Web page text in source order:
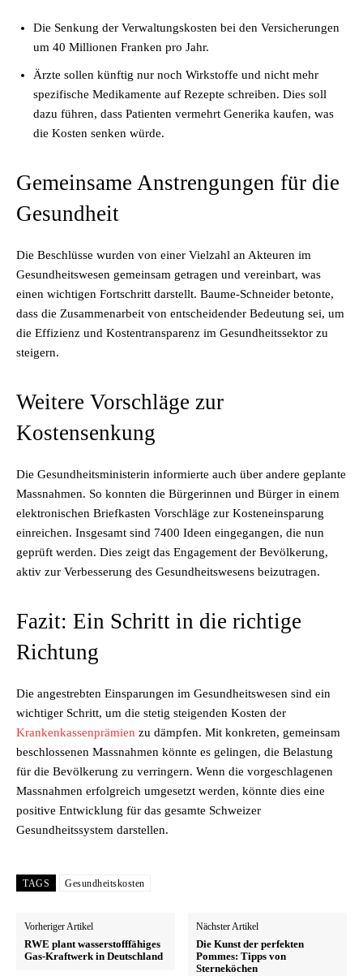
Die Senkung der Verwaltungskosten bei den Versicherungen
um 40 Millionen Franken pro Jahr.
Ärzte sollen künftig nur noch Wirkstoffe und nicht mehr
spezifische Medikamente auf Rezepte schreiben. Dies soll
dazu führen, dass Patienten vermehrt Generika kaufen, was
die Kosten senken würde.
Gemeinsame Anstrengungen für die
Gesundheit
Die Beschlüsse wurden von einer Vielzahl an Akteuren im
Gesundheitswesen gemeinsam getragen und vereinbart, was
einen wichtigen Fortschritt darstellt. Baume-Schneider betonte,
dass die Zusammenarbeit von entscheidender Bedeutung sei, um
die Effizienz und Kostentransparenz im Gesundheitssektor zu
steigern.
Weitere Vorschläge zur
Kostensenkung
Die Gesundheitsministerin informierte auch über andere geplante
Massnahmen. So konnten die Bürgerinnen und Bürger in einem
elektronischen Briefkasten Vorschläge zur Kosteneinsparung
einreichen. Insgesamt sind 7400 Ideen eingegangen, die nun
geprüft werden. Dies zeigt das Engagement der Bevölkerung,
aktiv zur Verbesserung des Gesundheitswesens beizutragen.
Fazit: Ein Schritt in die richtige
Richtung
Die angestrebten Einsparungen im Gesundheitswesen sind ein
wichtiger Schritt, um die stetig steigenden Kosten der
Krankenkassenprämien zu dämpfen. Mit konkreten, gemeinsam
beschlossenen Massnahmen könnte es gelingen, die Belastung
für die Bevölkerung zu verringern. Wenn die vorgeschlagenen
Massnahmen erfolgreich umgesetzt werden, könnte dies eine
positive Entwicklung für das gesamte Schweizer
Gesundheitssystem darstellen.
TAGS Gesundheitskosten
Vorheriger Artikel
RWE plant wasserstofffähiges
Gas-Kraftwerk in Deutschland
Nächster Artikel
Die Kunst der perfekten
Pommes: Tipps von
Sterneköchen